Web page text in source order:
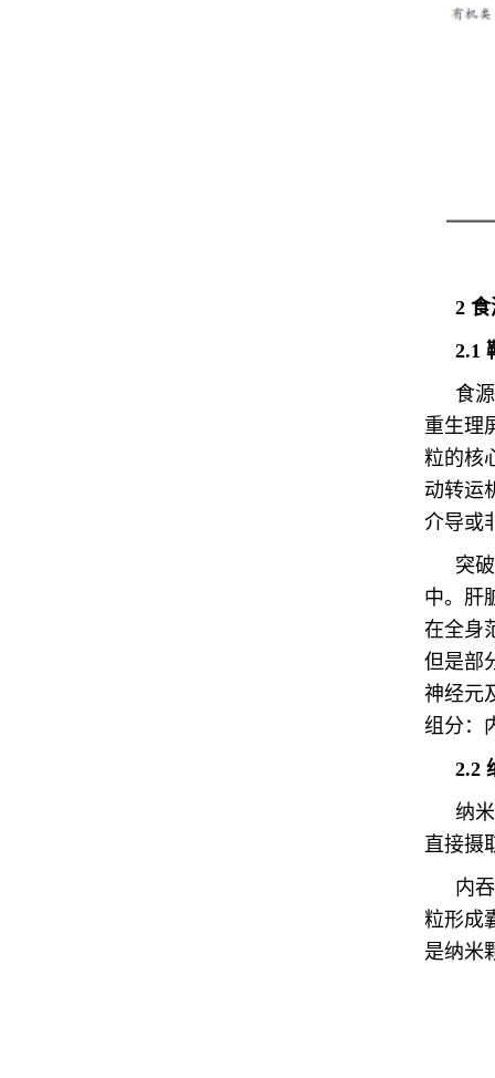
2
2.1
食
重生理
粒的核
动转运
介导或
突
中。肝
在全身
但是部
神经元
组分：
2.2
纳
直接摄
内
粒形成
是纳米